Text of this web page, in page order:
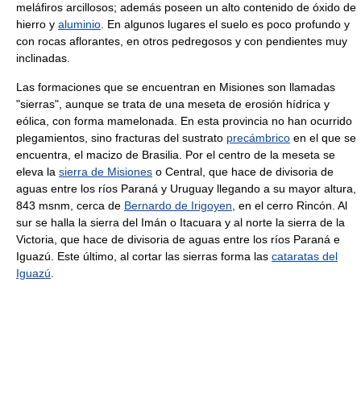
meláfiros arcillosos; además poseen un alto contenido de óxido de
hierro y aluminio . En algunos lugares el suelo es poco profundo y
con rocas aflorantes, en otros pedregosos y con pendientes muy
inclinadas.
Las formaciones que se encuentran en Misiones son llamadas
"sierras", aunque se trata de una meseta de erosión hídrica y
eólica, con forma mamelonada. En esta provincia no han ocurrido
plegamientos, sino fracturas del sustrato precámbrico en el que se
encuentra, el macizo de Brasilia. Por el centro de la meseta se
eleva la sierra de Misiones o Central, que hace de divisoria de
aguas entre los ríos Paraná y Uruguay llegando a su mayor altura,
843 msnm, cerca de Bernardo de Irigoyen , en el cerro Rincón. Al
sur se halla la sierra del Imán o Itacuara y al norte la sierra de la
Victoria, que hace de divisoria de aguas entre los ríos Paraná e
Iguazú. Este último, al cortar las sierras forma las cataratas del
Iguazú